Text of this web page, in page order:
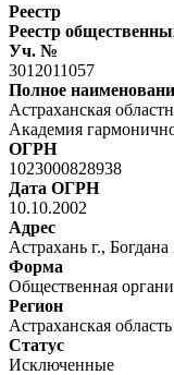
Реестр
Реестр
Уч. №
3012011057
Полное
Астраханская
Академия
ОГРН
1023000828938
Дата ОГРН
10.10.2002
Адрес
Астрахань г.,
Форма
Общественная
Регион
Астраханская область
Статус
Исключенные